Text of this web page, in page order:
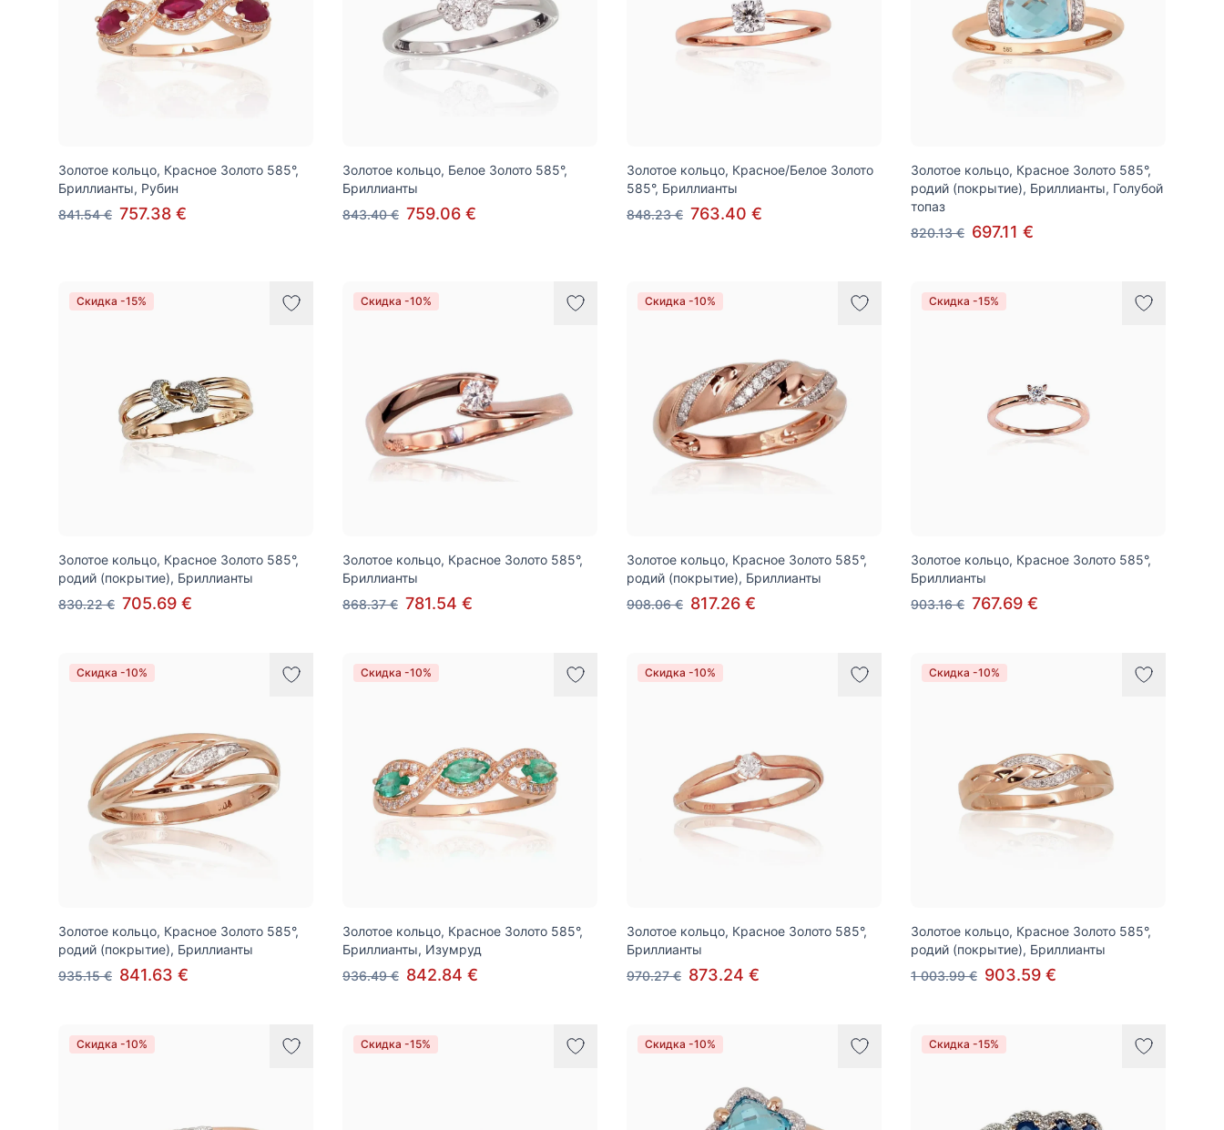
Золотое кольцо, Красное Золото 585°,
Бриллианты, Рубин
841.54 € 757.38 €
Золотое кольцо, Белое Золото 585°,
Бриллианты
843.40 € 759.06 €
Золотое кольцо, Красное/Белое Золото
585°, Бриллианты
848.23 € 763.40 €
Золотое кольцо, Красное Золото 585°,
родий (покрытие), Бриллианты, Голубой
топаз
820.13 € 697.11 €
Скидка -15%
Золотое кольцо, Красное Золото 585°,
родий (покрытие), Бриллианты
830.22 € 705.69 €
Скидка -10%
Золотое кольцо, Красное Золото 585°,
Бриллианты
868.37 € 781.54 €
Скидка -10%
Золотое кольцо, Красное Золото 585°,
родий (покрытие), Бриллианты
908.06 € 817.26 €
Скидка -15%
Золотое кольцо, Красное Золото 585°,
Бриллианты
903.16 € 767.69 €
Скидка -10%
Золотое кольцо, Красное Золото 585°,
родий (покрытие), Бриллианты
935.15 € 841.63 €
Скидка -10%
Золотое кольцо, Красное Золото 585°,
Бриллианты, Изумруд
936.49 € 842.84 €
Скидка -10%
Золотое кольцо, Красное Золото 585°,
Бриллианты
970.27 € 873.24 €
Скидка -10%
Золотое кольцо, Красное Золото 585°,
родий (покрытие), Бриллианты
1 003.99 € 903.59 €
Скидка -10% Скидка -15% Скидка -10% Скидка -15%